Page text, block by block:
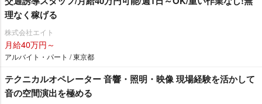
理なく稼げる
株式会社エイト
月給40万円～
アルバイト・パート / 東京都
テクニカルオペレーター 音響・照明・映像 現場経験を活かして
音の空間演出を極める